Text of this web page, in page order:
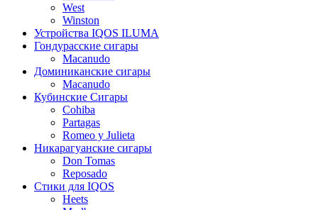
West
Winston
Устройства IQOS ILUMA
Гондурасские сигары
Macanudo
Доминиканские сигары
Macanudo
Кубинские Сигары
Cohiba
Partagas
Romeo y Julieta
Никарагуанские сигары
Don Tomas
Reposado
Стики для IQOS
Heets